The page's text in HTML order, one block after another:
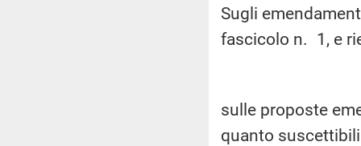
Sugli
fascicolo n. 1, e
sulle proposte
quanto